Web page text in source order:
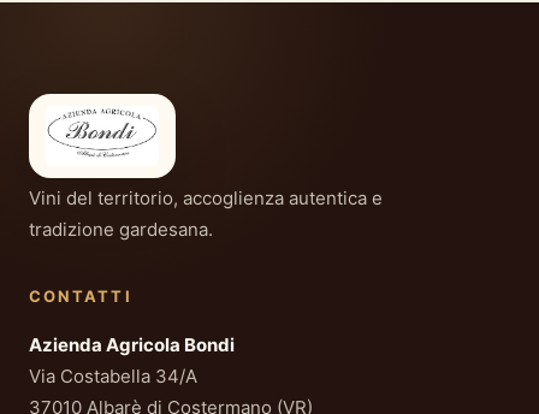
Vini del territorio, accoglienza autentica e
tradizione gardesana.
CONTATTI
Azienda Agricola Bondi
Via Costabella 34/A
37010 Albarè di Costermano (VR)